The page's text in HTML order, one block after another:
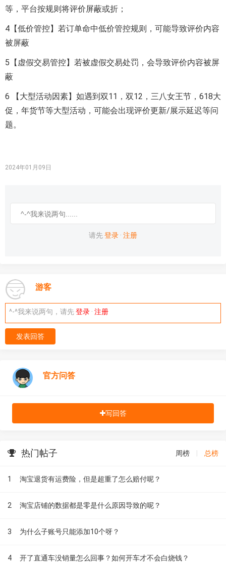
等，平台按规则将评价屏蔽或折；
4【低价管控】若订单命中低价管控规则，可能导致评价内容
被屏蔽
5【虚假交易管控】若被虚假交易处罚，会导致评价内容被屏
蔽
6 【大型活动因素】如遇到双11，双12，三八女王节，618大
促，年货节等大型活动，可能会出现评价更新/展示延迟等问
题。
2024年01月09日
请先登录 · 注册
游客
^-^我来说两句，请先登录 · 注册
发表回答
官方问答
写回答
热门帖子 周榜 总榜
1 淘宝退货有运费险，但是超重了怎么赔付呢？
2 淘宝店铺的数据都是零是什么原因导致的呢？
3 为什么子账号只能添加10个呀？
4 开了直通车没销量怎么回事？如何开车才不会白烧钱？